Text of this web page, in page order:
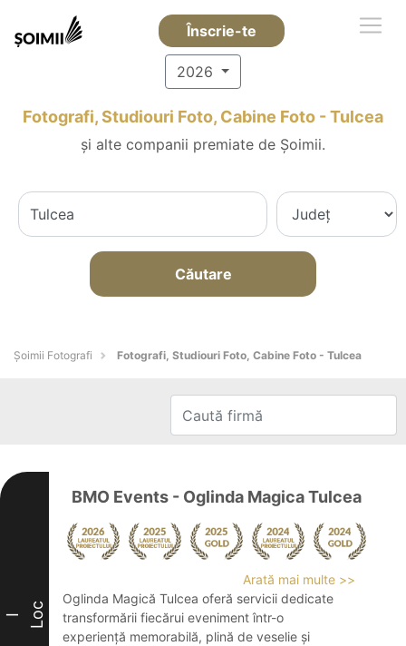
Înscrie-te
2026
Fotografi, Studiouri Foto, Cabine Foto - Tulcea
și alte companii premiate de Șoimii.
Căutare
Șoimii Fotografi Fotografi, Studiouri Foto, Cabine Foto - Tulcea
I Loc
BMO Events - Oglinda Magica Tulcea
Arată mai multe >>
Oglinda Magică Tulcea oferă servicii dedicate
transformării fiecărui eveniment într-o
experiență memorabilă, plină de veselie și